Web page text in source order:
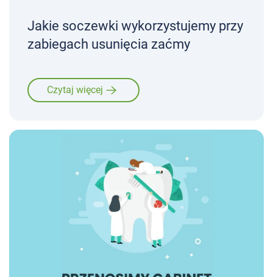
Jakie soczewki wykorzystujemy przy
zabiegach usunięcia zaćmy
Czytaj więcej